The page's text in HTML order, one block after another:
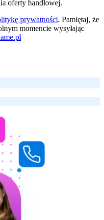
oferty handlowej.
prywatności. Pamiętaj, że
momencie wysyłając